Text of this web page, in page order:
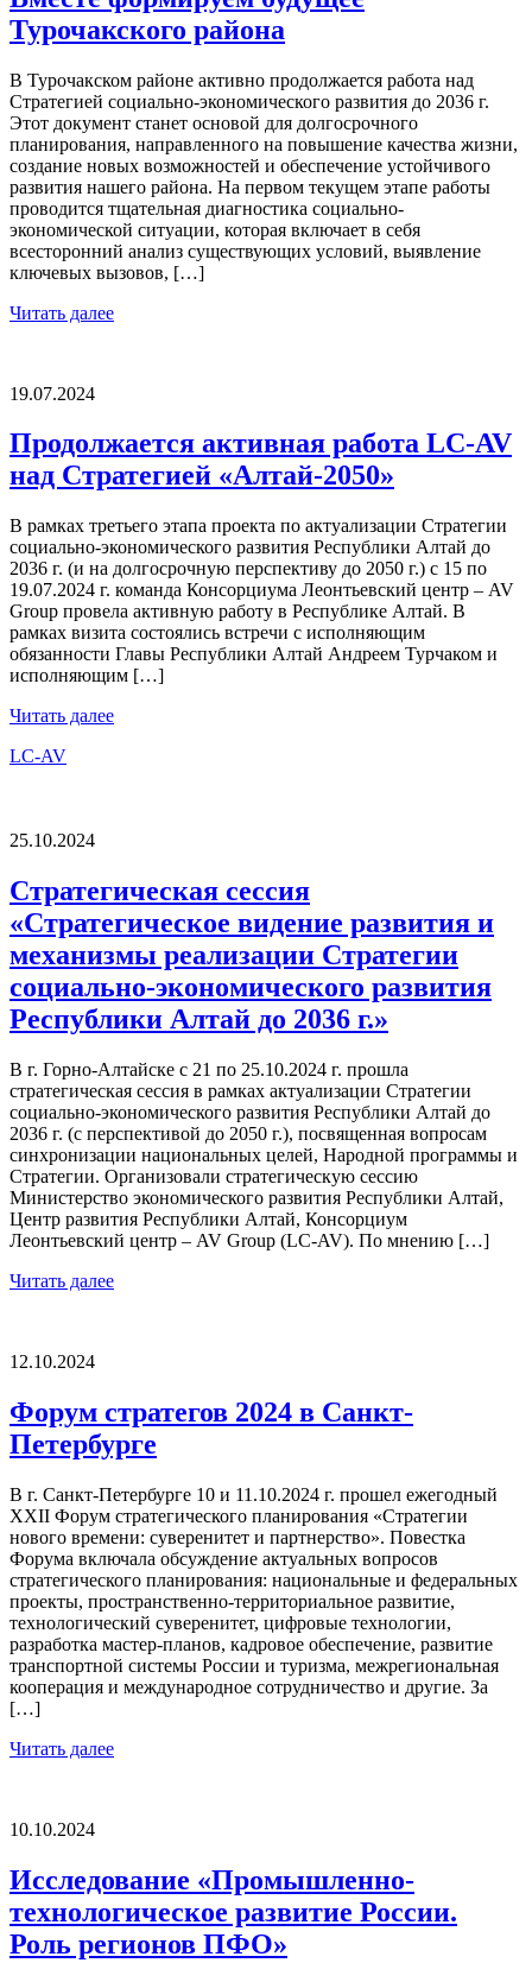
Турочакского района
В Турочакском районе активно продолжается работа над
Стратегией социально-экономического развития до 2036 г.
Этот документ станет основой для долгосрочного
планирования, направленного на повышение качества жизни,
создание новых возможностей и обеспечение устойчивого
развития нашего района. На первом текущем этапе работы
проводится тщательная диагностика социально-
экономической ситуации, которая включает в себя
всесторонний анализ существующих условий, выявление
ключевых вызовов, […]
Читать далее
19.07.2024
Продолжается активная работа LC-AV
над Стратегией «Алтай-2050»
В рамках третьего этапа проекта по актуализации Стратегии
социально-экономического развития Республики Алтай до
2036 г. (и на долгосрочную перспективу до 2050 г.) с 15 по
19.07.2024 г. команда Консорциума Леонтьевский центр – AV
Group провела активную работу в Республике Алтай. В
рамках визита состоялись встречи с исполняющим
обязанности Главы Республики Алтай Андреем Турчаком и
исполняющим […]
Читать далее
LC-AV
25.10.2024
Стратегическая сессия
«Стратегическое видение развития и
механизмы реализации Стратегии
социально-экономического развития
Республики Алтай до 2036 г.»
В г. Горно-Алтайске с 21 по 25.10.2024 г. прошла
стратегическая сессия в рамках актуализации Стратегии
социально-экономического развития Республики Алтай до
2036 г. (с перспективой до 2050 г.), посвященная вопросам
синхронизации национальных целей, Народной программы и
Стратегии. Организовали стратегическую сессию
Министерство экономического развития Республики Алтай,
Центр развития Республики Алтай, Консорциум
Леонтьевский центр – AV Group (LC-AV). По мнению […]
Читать далее
12.10.2024
Форум стратегов 2024 в Санкт-
Петербурге
В г. Санкт-Петербурге 10 и 11.10.2024 г. прошел ежегодный
XXII Форум стратегического планирования «Стратегии
нового времени: суверенитет и партнерство». Повестка
Форума включала обсуждение актуальных вопросов
стратегического планирования: национальные и федеральных
проекты, пространственно-территориальное развитие,
технологический суверенитет, цифровые технологии,
разработка мастер-планов, кадровое обеспечение, развитие
транспортной системы России и туризма, межрегиональная
кооперация и международное сотрудничество и другие. За
[…]
Читать далее
10.10.2024
Исследование «Промышленно-
технологическое развитие России.
Роль регионов ПФО»